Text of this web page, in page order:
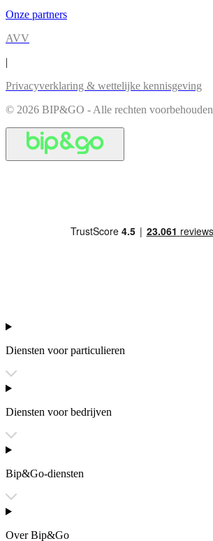
Onze partners
AVV
|
Privacyverklaring & wettelijke kennisgeving
© 2026 BIP&GO - Alle rechten voorbehouden
Diensten voor particulieren
Diensten voor bedrijven
Bip&Go-diensten
Over Bip&Go